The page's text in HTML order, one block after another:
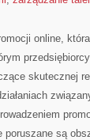
online,
skutecznej
poruszane są